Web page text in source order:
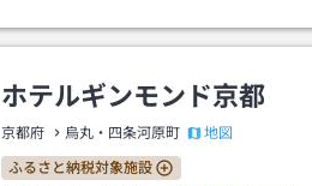
ホテルギンモンド京都
京都府 烏丸・四条河原町 地図
ふるさと納税対象施設